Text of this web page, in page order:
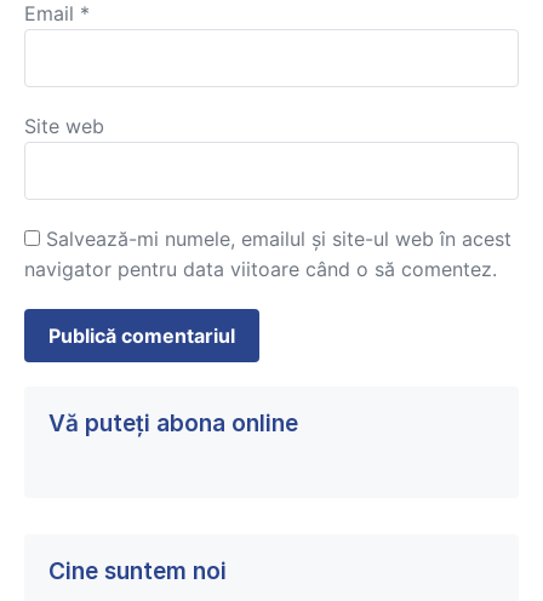
Email *
Site web
Salvează-mi numele, emailul și site-ul web în acest
navigator pentru data viitoare când o să comentez.
Vă puteți abona online
Cine suntem noi